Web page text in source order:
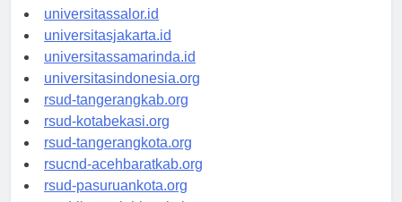
universitaswalesi.id
universitassalor.id
universitasjakarta.id
universitassamarinda.id
universitasindonesia.org
rsud-tangerangkab.org
rsud-kotabekasi.org
rsud-tangerangkota.org
rsucnd-acehbaratkab.org